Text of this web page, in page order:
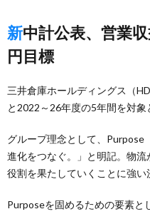
新中計公表、営業収益は16％増の3500億
円目標
三井倉庫ホールディングス（
と2022～26年度の5年間を対象
グループ理念として、Purpose
進化をつなぐ。」と明記。物
役割を果たしていくことに強い
Purposeを固めるための要素と